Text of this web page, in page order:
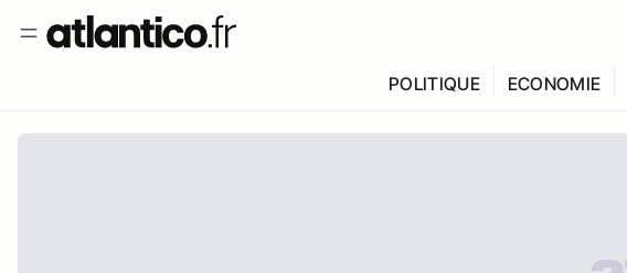
POLITIQUE ECONOMIE